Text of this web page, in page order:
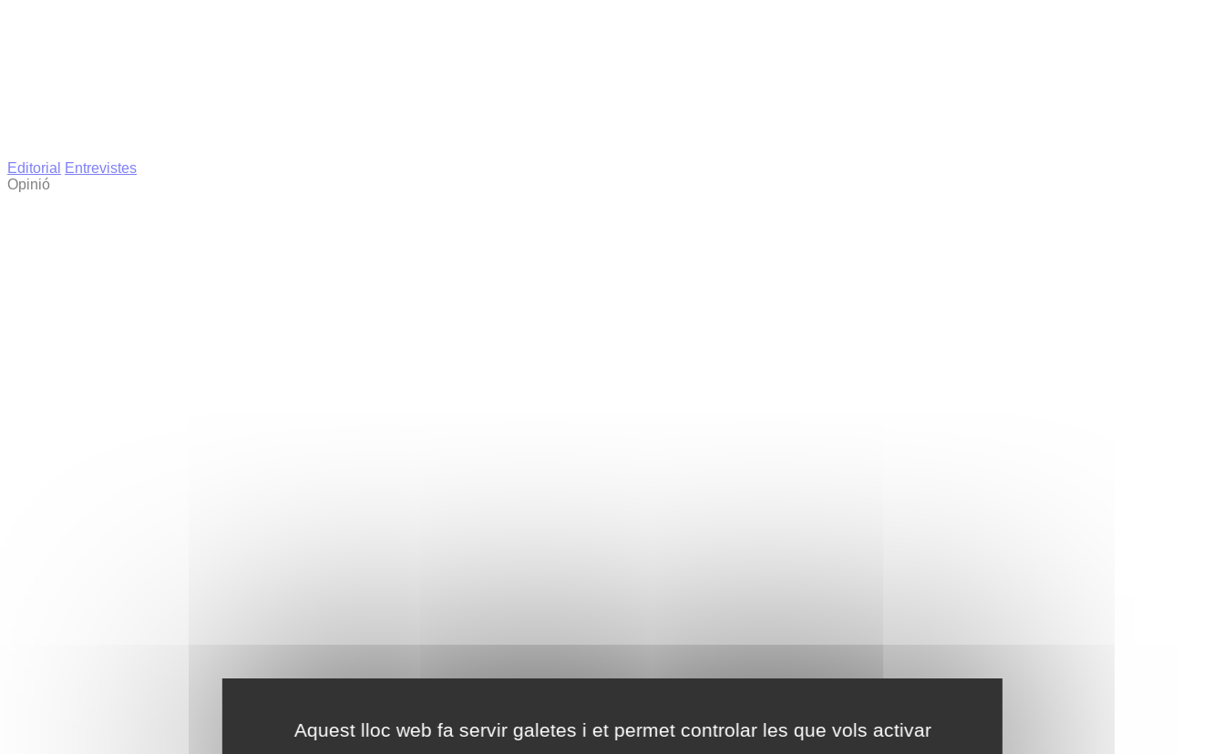
Aquest lloc web fa servir galetes i et permet controlar les que vols activar
Editorial
Entrevistes
Opinió